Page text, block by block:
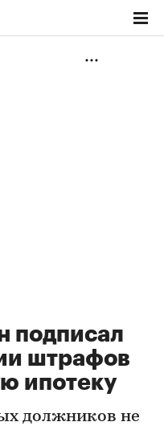
подписал
штрафов
ипотеку
должников не